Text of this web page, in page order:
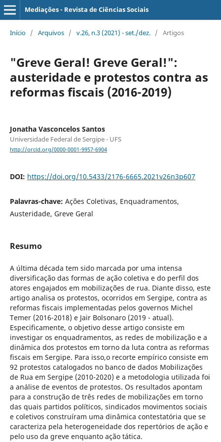
Mediações - Revista de Ciências Sociais
Início / Arquivos / v.26, n.3 (2021) - set./dez. / Artigos
"Greve Geral! Greve Geral!":
austeridade e protestos contra as
reformas fiscais (2016-2019)
Jonatha Vasconcelos Santos
Universidade Federal de Sergipe - UFS
http://orcid.org/0000-0001-9957-6904
DOI: https://doi.org/10.5433/2176-6665.2021v26n3p607
Palavras-chave: Ações Coletivas, Enquadramentos,
Austeridade, Greve Geral
Resumo
A última década tem sido marcada por uma intensa
diversificação das formas de ação coletiva e do perfil dos
atores engajados em mobilizações de rua. Diante disso, este
artigo analisa os protestos, ocorridos em Sergipe, contra as
reformas fiscais implementadas pelos governos Michel
Temer (2016-2018) e Jair Bolsonaro (2019 - atual).
Especificamente, o objetivo desse artigo consiste em
investigar os enquadramentos, as redes de mobilização e a
dinâmica dos protestos em torno da luta contra as reformas
fiscais em Sergipe. Para isso,o recorte empírico consiste em
92 protestos catalogados no banco de dados Mobilizações
de Rua em Sergipe (2010-2020) e a metodologia utilizada foi
a análise de eventos de protestos. Os resultados apontam
para a construção de três redes de mobilizações em torno
das quais partidos políticos, sindicados movimentos sociais
e coletivos construíram uma dinâmica contestatória que se
caracteriza pela heterogeneidade dos repertórios de ação e
pelo uso da greve enquanto ação tática.